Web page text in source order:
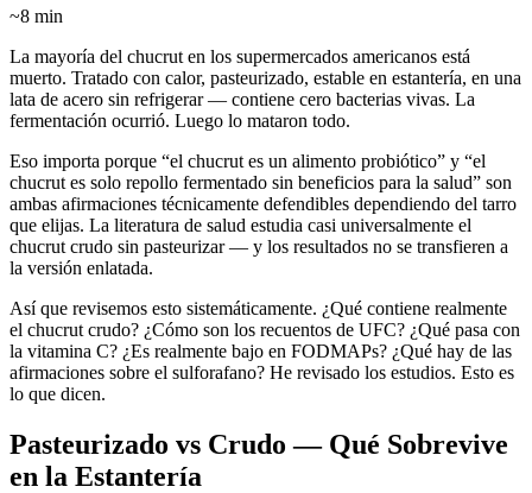
~8 min
La mayoría del chucrut en los supermercados americanos está
muerto. Tratado con calor, pasteurizado, estable en estantería, en una
lata de acero sin refrigerar — contiene cero bacterias vivas. La
fermentación ocurrió. Luego lo mataron todo.
Eso importa porque “el chucrut es un alimento probiótico” y “el
chucrut es solo repollo fermentado sin beneficios para la salud” son
ambas afirmaciones técnicamente defendibles dependiendo del tarro
que elijas. La literatura de salud estudia casi universalmente el
chucrut crudo sin pasteurizar — y los resultados no se transfieren a
la versión enlatada.
Así que revisemos esto sistemáticamente. ¿Qué contiene realmente
el chucrut crudo? ¿Cómo son los recuentos de UFC? ¿Qué pasa con
la vitamina C? ¿Es realmente bajo en FODMAPs? ¿Qué hay de las
afirmaciones sobre el sulforafano? He revisado los estudios. Esto es
lo que dicen.
Pasteurizado vs Crudo — Qué Sobrevive
en la Estantería